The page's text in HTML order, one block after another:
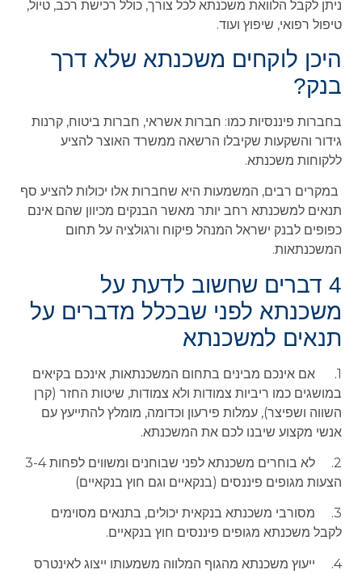
ניתן לקבל הלוואת משכנתא לכל צורך, כולל רכישת רכב, טיול,
טיפול רפואי, שיפוץ ועוד.
היכן לוקחים משכנתא שלא דרך
בנק?
בחברות פיננסיות כמו: חברות אשראי, חברות ביטוח, קרנות
גידור והשקעות שקיבלו הרשאה ממשרד האוצר להציע
ללקוחות משכנתא.
במקרים רבים, המשמעות היא שחברות אלו יכולות להציע סף
תנאים למשכנתא רחב יותר מאשר הבנקים מכיוון שהם אינם
כפופים לבנק ישראל המנהל פיקוח ורגולציה על תחום
המשכנתאות.
4 דברים שחשוב לדעת על
משכנתא לפני שבכלל מדברים על
תנאים למשכנתא
1. אם אינכם מבינים בתחום המשכנתאות, אינכם בקיאים
במושגים כמו ריביות צמודות ולא צמודות, שיטות החזר (קרן
השווה ושפיצר), עמלות פירעון וכדומה, מומלץ להתייעץ עם
אנשי מקצוע שיבנו לכם את המשכנתא.
2. לא בוחרים משכנתא לפני שבוחנים ומשווים לפחות 3-4
הצעות מגופים פיננסים (בנקאיים וגם חוץ בנקאיים)
3. מסורבי משכנתא בנקאית יכולים, בתנאים מסוימים
לקבל משכנתא מגופים פיננסים חוץ בנקאיים.
4. ייעוץ משכנתא מהגוף המלווה משמעותו ייצוג לאינטרס